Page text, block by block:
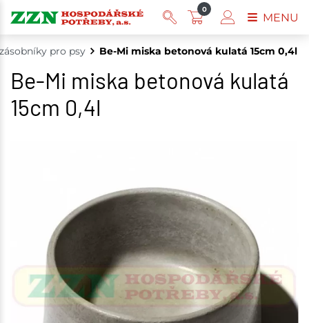
pro psy Be-Mi miska betonová kulatá 15cm 0,4l
Be-Mi miska betonová kulatá
15cm 0,4l
0
MENU